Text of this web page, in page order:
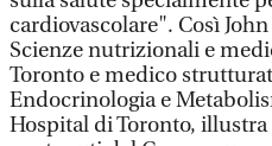
cardiovascolare". Così
Scienze nutrizionali e
Toronto e medico
Endocrinologia e
Hospital di Toronto,